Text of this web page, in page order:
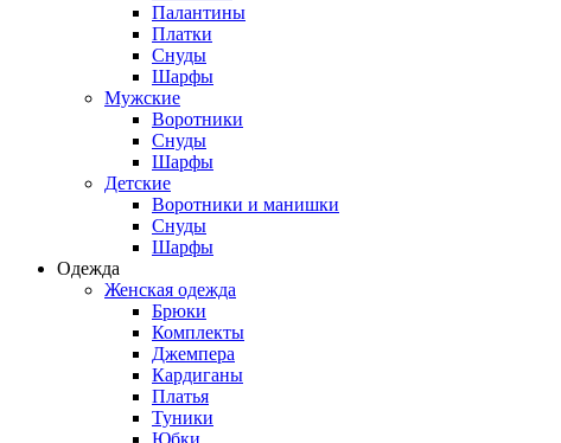
Палантины
Платки
Снуды
Шарфы
Мужские
Воротники
Снуды
Шарфы
Детские
Воротники и манишки
Снуды
Шарфы
Одежда
Женская одежда
Брюки
Комплекты
Джемпера
Кардиганы
Платья
Туники
Юбки